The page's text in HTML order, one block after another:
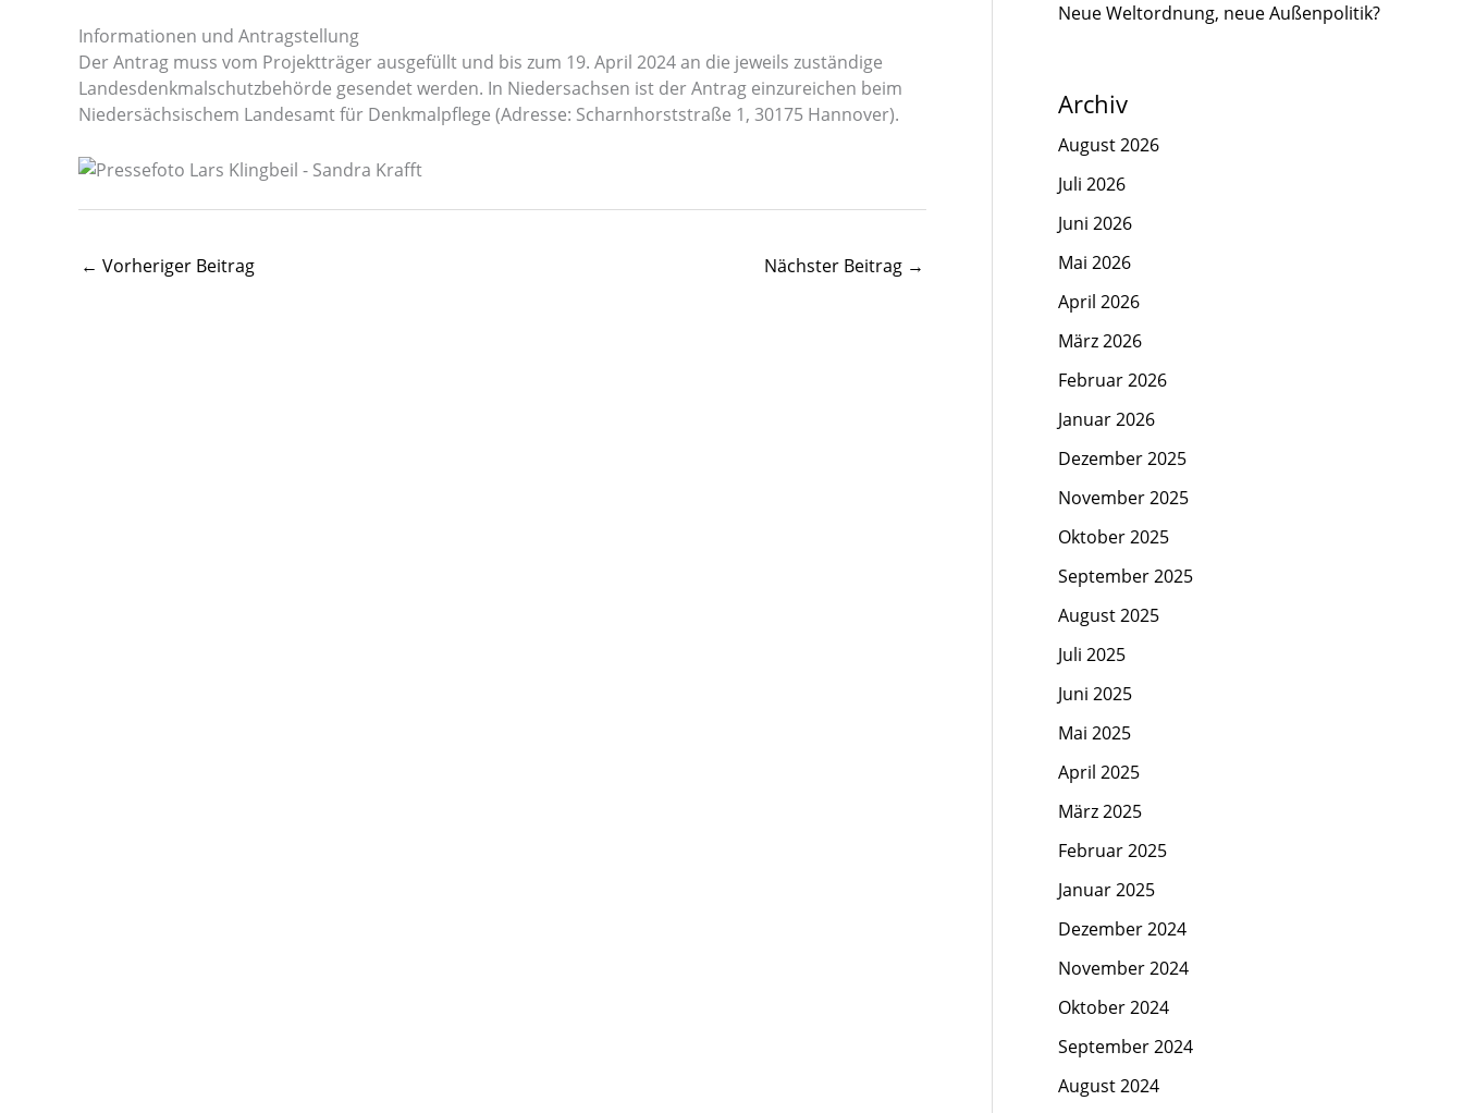
Informationen und Antragstellung
Der Antrag muss vom Projektträger ausgefüllt und bis zum 19. April 2024 an die jeweils zuständige
Landesdenkmalschutzbehörde gesendet werden. In Niedersachsen ist der Antrag einzureichen beim
Niedersächsischem Landesamt für Denkmalpflege (Adresse: Scharnhorststraße 1, 30175 Hannover).
← Vorheriger Beitrag Nächster Beitrag →
Neue Weltordnung, neue Außenpolitik?
Archiv
August 2026
Juli 2026
Juni 2026
Mai 2026
April 2026
März 2026
Februar 2026
Januar 2026
Dezember 2025
November 2025
Oktober 2025
September 2025
August 2025
Juli 2025
Juni 2025
Mai 2025
April 2025
März 2025
Februar 2025
Januar 2025
Dezember 2024
November 2024
Oktober 2024
September 2024
August 2024